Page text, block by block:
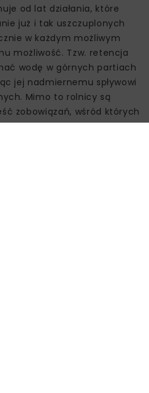
od lat działania, które
już i tak uszczuplonych
w każdym możliwym
możliwość. Tzw. retencja
wodę w górnych partiach
jej nadmiernemu spływowi
Mimo to rolnicy są
zobowiązań, wśród których
śródpolnych oczek